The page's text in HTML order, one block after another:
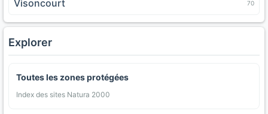
Visoncourt 70
Explorer
Toutes les zones protégées
Index des sites Natura 2000